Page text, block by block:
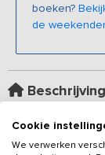
boeken?
de
Beschrijving
Deze
een bosrand op
Cookie
We verwerken